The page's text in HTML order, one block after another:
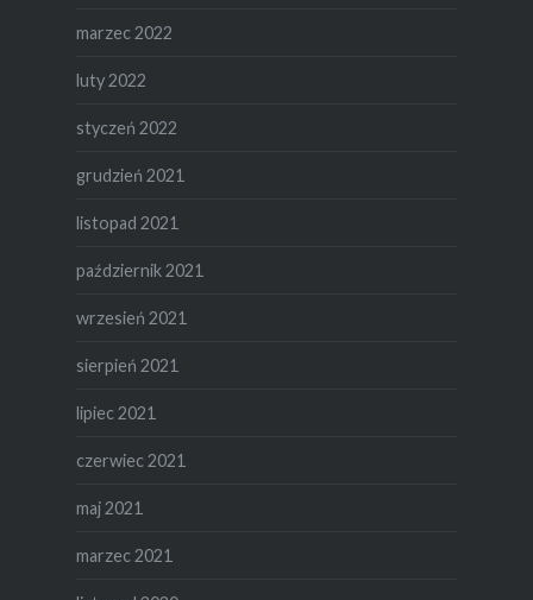
marzec 2022
luty 2022
styczeń 2022
grudzień 2021
listopad 2021
październik 2021
wrzesień 2021
sierpień 2021
lipiec 2021
czerwiec 2021
maj 2021
marzec 2021